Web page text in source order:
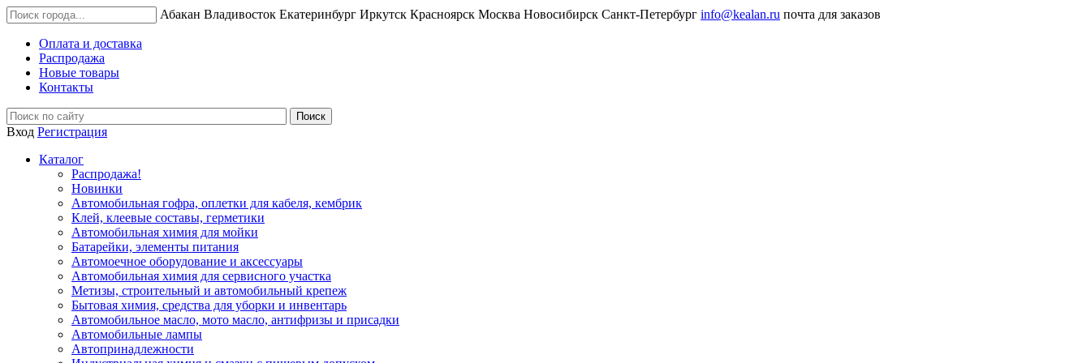
Абакан Владивосток Екатеринбург Иркутск Красноярск Москва Новосибирск Санкт-Петербург info@kealan.ru почта для заказов
Оплата и доставка
Распродажа
Новые товары
Контакты
Вход Регистрация
Каталог
Распродажа!
Новинки
Автомобильная гофра, оплетки для кабеля, кембрик
Клей, клеевые составы, герметики
Автомобильная химия для мойки
Батарейки, элементы питания
Автомоечное оборудование и аксессуары
Автомобильная химия для сервисного участка
Метизы, строительный и автомобильный крепеж
Бытовая химия, средства для уборки и инвентарь
Автомобильное масло, мото масло, антифризы и присадки
Автомобильные лампы
Автопринадлежности